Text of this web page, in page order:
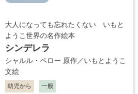
大人になっても忘れたくない いもと
ようこ世界の名作絵本
シンデレラ
シャルル・ペロー 原作／いもとようこ
文絵
幼児から 一般